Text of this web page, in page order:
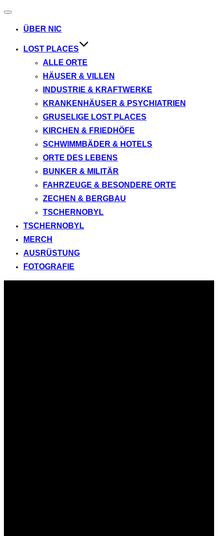
Navigation
umschalten
ÜBER NIC
LOST PLACES
ALLE ORTE
HÄUSER & VILLEN
INDUSTRIE & KRAFTWERKE
KRANKENHÄUSER & PSYCHIATRIEN
GRUSELIGE LOST PLACES
KIRCHEN & FRIEDHÖFE
SCHWIMMBÄDER & HOTELS
ORTE DES LEBENS
BUNKER & MILITÄR
FAHRZEUGE & BESONDERE ORTE
ZECHEN & BERGBAU
TSCHERNOBYL
TSCHERNOBYL
MERCH
AUSRÜSTUNG
FOTOGRAFIE